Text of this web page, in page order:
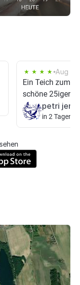
Aug
Ein Teich zum
schöne 25iger
petri
in 2 Tagen